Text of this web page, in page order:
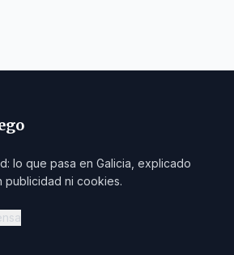
lo que pasa en Galicia, explicado
publicidad ni cookies.